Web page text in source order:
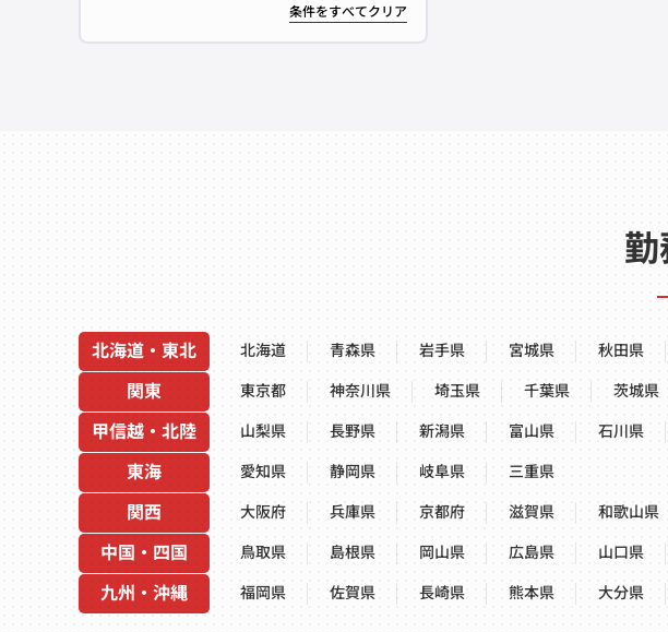
条件をすべてクリア
北海道・東北 北海道 青森県 岩手県 宮城県 秋田県
関東 東京都 神奈川県 埼玉県 千葉県 茨城県
甲信越・北陸 山梨県 長野県 新潟県 富山県 石川県
東海 愛知県 静岡県 岐阜県 三重県
関西 大阪府 兵庫県 京都府 滋賀県 和歌山県
中国・四国 鳥取県 島根県 岡山県 広島県 山口県
九州・沖縄 福岡県 佐賀県 長崎県 熊本県 大分県